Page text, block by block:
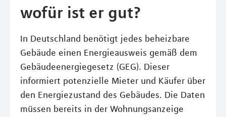
wofür ist er gut?
In Deutschland benötigt jedes beheizbare
Gebäude einen Energieausweis gemäß dem
Gebäudeenergiegesetz (GEG). Dieser
informiert potenzielle Mieter und Käufer über
den Energiezustand des Gebäudes. Die Daten
müssen bereits in der Wohnungsanzeige